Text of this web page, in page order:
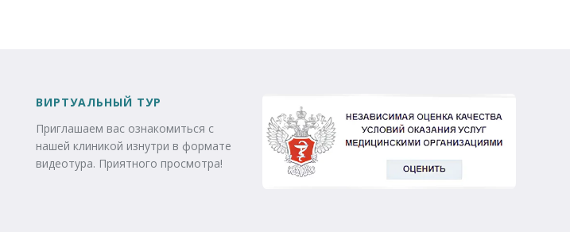
ВИРТУАЛЬНЫЙ ТУР
Приглашаем вас ознакомиться с
нашей клиникой изнутри в формате
видеотура. Приятного просмотра!